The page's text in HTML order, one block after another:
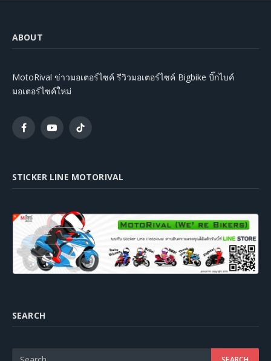
ABOUT
MotoRival ข่าวมอเตอร์ไซค์ รีวิวมอเตอร์ไซค์ Bigbike บิ๊กไบค์
มอเตอร์ไซค์ใหม่
FacebookYouTubeTikTok
STICKER LINE MOTORIVAL
SEARCH